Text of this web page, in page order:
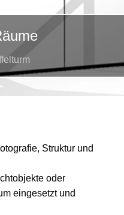
Struktur und
oder
eingesetzt und